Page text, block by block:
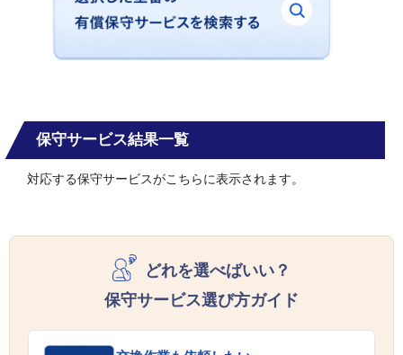
保守サービス結果一覧
対応する保守サービスがこちらに表示されます。
どれを選べばいい？
保守サービス選び方ガイド